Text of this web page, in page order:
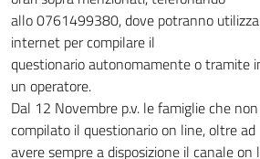
allo 0761499380, dove potranno
internet per compilare il
questionario autonomamente o tramite
un operatore.
Dal 12 Novembre p.v. le famiglie che
compilato il questionario on line, oltre ad
avere sempre a disposizione il canale